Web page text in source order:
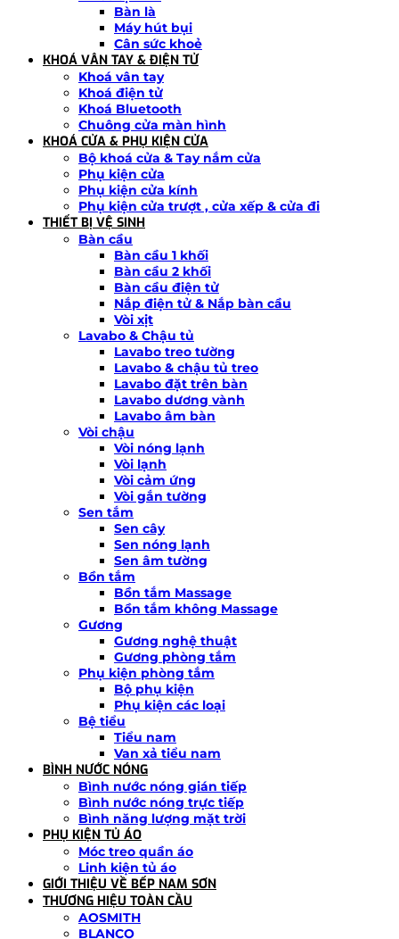
Bàn là
Máy hút bụi
Cân sức khoẻ
KHOÁ VÂN TAY & ĐIỆN TỬ
Khoá vân tay
Khoá điện tử
Khoá Bluetooth
Chuông cửa màn hình
KHOÁ CỬA & PHỤ KIỆN CỬA
Bộ khoá cửa & Tay nắm cửa
Phụ kiện cửa
Phụ kiện cửa kính
Phụ kiện cửa trượt , cửa xếp & cửa đi
THIẾT BỊ VỆ SINH
Bàn cầu
Bàn cầu 1 khối
Bàn cầu 2 khối
Bàn cầu điện tử
Nắp điện tử & Nắp bàn cầu
Vòi xịt
Lavabo & Chậu tủ
Lavabo treo tường
Lavabo & chậu tủ treo
Lavabo đặt trên bàn
Lavabo dương vành
Lavabo âm bàn
Vòi chậu
Vòi nóng lạnh
Vòi lạnh
Vòi cảm ứng
Vòi gắn tường
Sen tắm
Sen cây
Sen nóng lạnh
Sen âm tường
Bồn tắm
Bồn tắm Massage
Bồn tắm không Massage
Gương
Gương nghệ thuật
Gương phòng tắm
Phụ kiện phòng tắm
Bộ phụ kiện
Phụ kiện các loại
Bệ tiểu
Tiểu nam
Van xả tiểu nam
BÌNH NƯỚC NÓNG
Bình nước nóng gián tiếp
Bình nước nóng trực tiếp
Bình năng lượng mặt trời
PHỤ KIỆN TỦ ÁO
Móc treo quần áo
Linh kiện tủ áo
GIỚI THIỆU VỀ BẾP NAM SƠN
THƯƠNG HIỆU TOÀN CẦU
AOSMITH
BLANCO